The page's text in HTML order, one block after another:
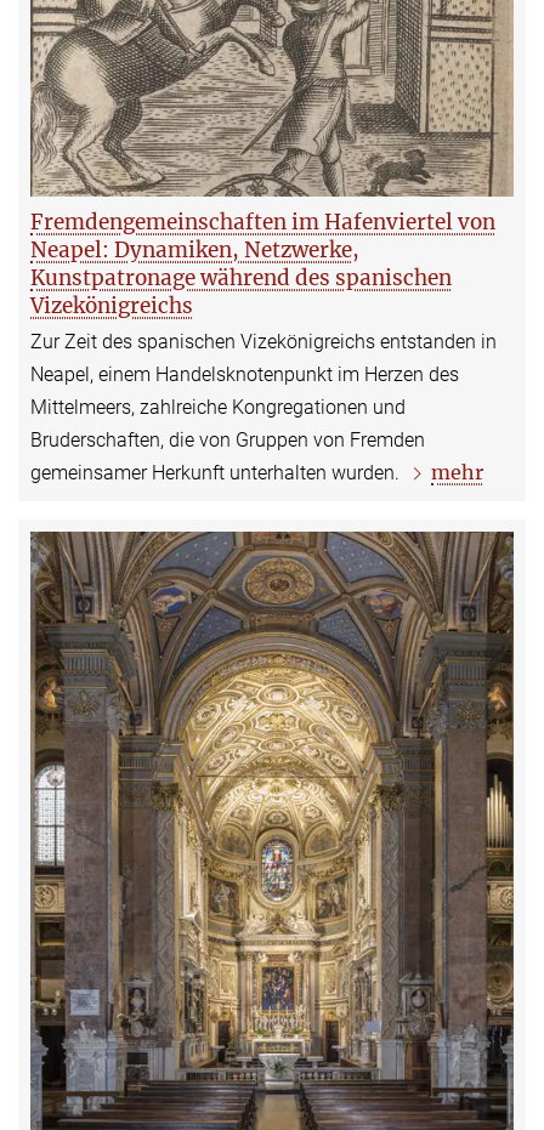
Fremdengemeinschaften im Hafenviertel von
Neapel: Dynamiken, Netzwerke,
Kunstpatronage während des spanischen
Vizekönigreichs
Zur Zeit des spanischen Vizekönigreichs entstanden in
Neapel, einem Handelsknotenpunkt im Herzen des
Mittelmeers, zahlreiche Kongregationen und
Bruderschaften, die von Gruppen von Fremden
gemeinsamer Herkunft unterhalten wurden.
mehr